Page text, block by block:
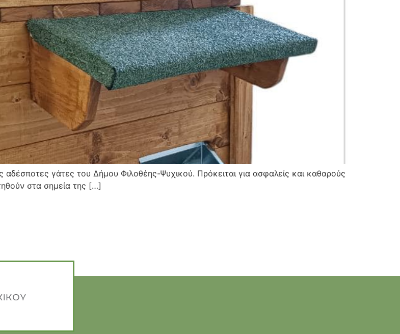
αδέσποτες γάτες του Δήμου Φιλοθέης-Ψυχικού. Πρόκειται για ασφαλείς και καθαρούς
στα σημεία της […]